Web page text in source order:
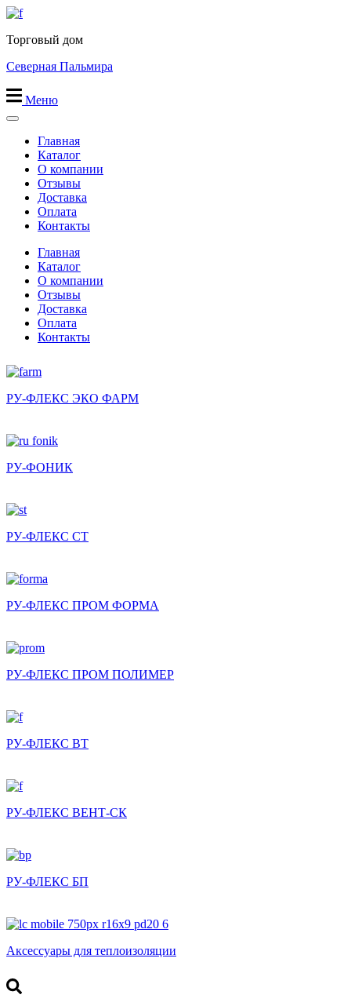
Перейти
содержимому
Торговый дом
Северная Пальмира
Меню
Главная
Каталог
О компании
Отзывы
Доставка
Оплата
Контакты
Главная
Каталог
О компании
Отзывы
Доставка
Оплата
Контакты
РУ-ФЛЕКС ЭКО ФАРМ
РУ-ФОНИК
РУ-ФЛЕКС СТ
РУ-ФЛЕКС ПРОМ ФОРМА
РУ-ФЛЕКС ПРОМ ПОЛИМЕР
РУ-ФЛЕКС ВТ
РУ-ФЛЕКС ВЕНТ-СК
РУ-ФЛЕКС БП
Аксессуары для теплоизоляции